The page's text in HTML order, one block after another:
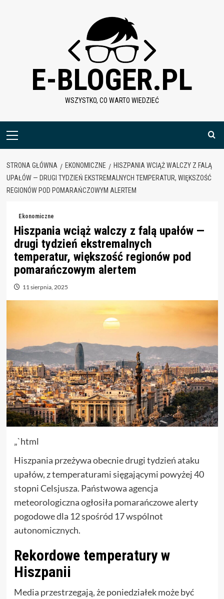
E-BLOGER.PL
WSZYSTKO, CO WARTO WIEDZIEĆ
Menu
STRONA GŁÓWNA EKONOMICZNE
HISZPANIA WCIĄŻ WALCZY Z FALĄ
UPAŁÓW — DRUGI TYDZIEŃ EKSTREMALNYCH TEMPERATUR, WIĘKSZOŚĆ
REGIONÓW POD POMARAŃCZOWYM ALERTEM
Ekonomiczne
Hiszpania wciąż walczy z falą upałów —
drugi tydzień ekstremalnych
temperatur, większość regionów pod
pomarańczowym alertem
11 sierpnia, 2025
„`html
Hiszpania przeżywa obecnie drugi tydzień ataku
upałów, z temperaturami sięgającymi powyżej 40
stopni Celsjusza. Państwowa agencja
meteorologiczna ogłosiła pomarańczowe alerty
pogodowe dla 12 spośród 17 wspólnot
autonomicznych.
Rekordowe temperatury w
Hiszpanii
Media przestrzegają, że poniedziałek może być